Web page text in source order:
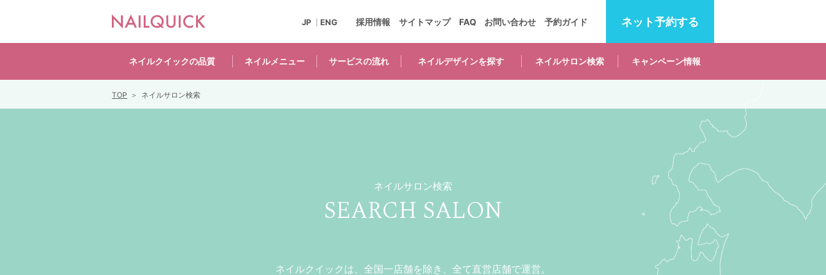
ネット予約する
ネイルクイックの品質 ネイルメニュー サービスの流れ ネイルデザインを探す ネイルサロン検索 キャンペーン情報
採用情報 サイトマップ FAQ お問い合わせ 予約ガイド
JP ENG
ネイルサロン検索
SEARCH SALON
ネイルクイックは、全国一店舗を除き、全て直営店舗で運営。
TOP ネイルサロン検索